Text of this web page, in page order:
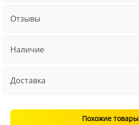
Отзывы
Наличие
Доставка
Похожие товары